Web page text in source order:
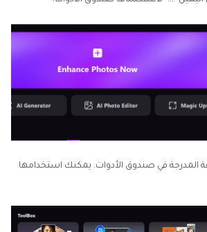
المدرجة في صندوق الأدوات. يمكنك استخدامها